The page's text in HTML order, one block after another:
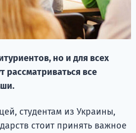
но и для всех
рассматриваться все
студентам из Украины,
стоит принять важное